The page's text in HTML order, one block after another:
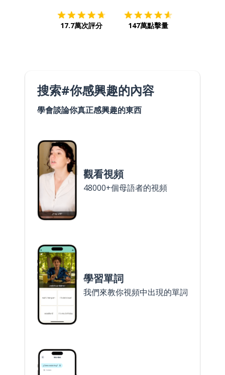
17.7萬次評分 147萬點擊量
搜索#你感興趣的內容
學會談論你真正感興趣的東西
觀看視頻
48000+個母語者的視頻
學習單詞
我們來教你視頻中出現的單詞